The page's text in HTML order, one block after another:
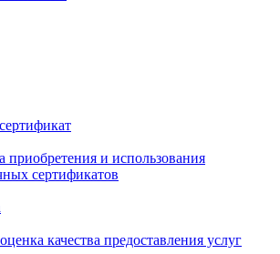
приобретения и использования
сертификатов
качества предоставления услуг